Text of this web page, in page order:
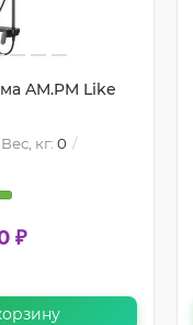
AM.PM Like
Вес, кг: 0
₽